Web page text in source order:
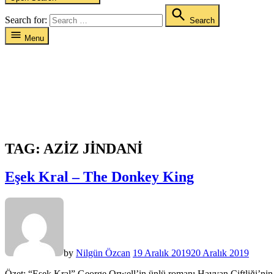
Search for:
Search
Menu
TAG: AZIZ JINDANI
Eşek Kral – The Donkey King
by Nilgün Özcan 19 Aralık 201920 Aralık 2019